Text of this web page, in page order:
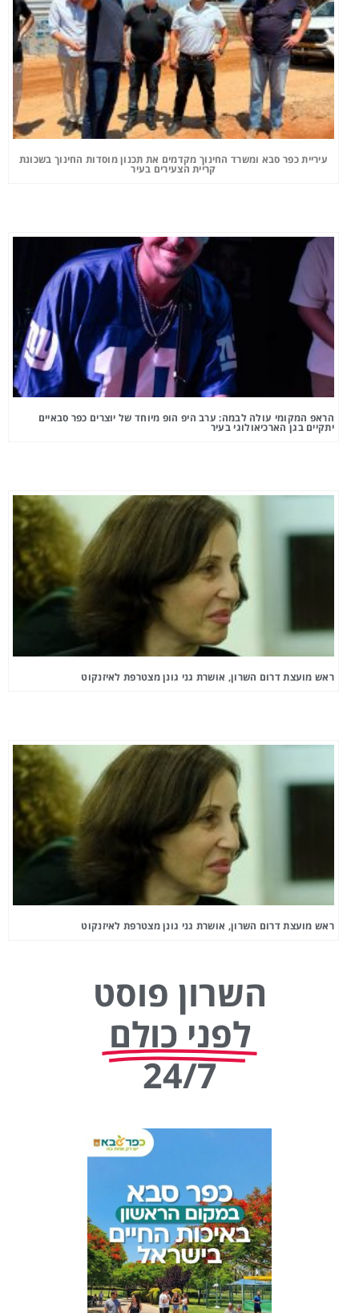
עיריית כפר סבא ומשרד החינוך מקדמים את תכנון מוסדות החינוך בשכונת
קריית הצעירים בעיר
הראפ המקומי עולה לבמה: ערב היפ הופ מיוחד של יוצרים כפר סבאיים
יתקיים בגן הארכיאולוגי בעיר
ראש מועצת דרום השרון, אושרת גני גונן מצטרפת לאיזנקוט
ראש מועצת דרום השרון, אושרת גני גונן מצטרפת לאיזנקוט
השרון פוסט
לפני כולם
24/7